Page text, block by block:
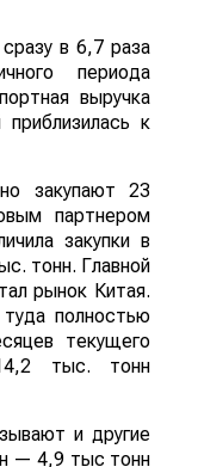
в 6,7 раза
периода
выручка
приблизилась к
закупают 23
партнером
закупки в
тонн. Главной
рынок Китая.
полностью
текущего
тыс. тонн
и другие
— 4,9 тыс тонн